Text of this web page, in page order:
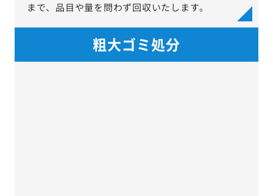
まで、品目や量を問わず回収いたします。
粗大ゴミ処分